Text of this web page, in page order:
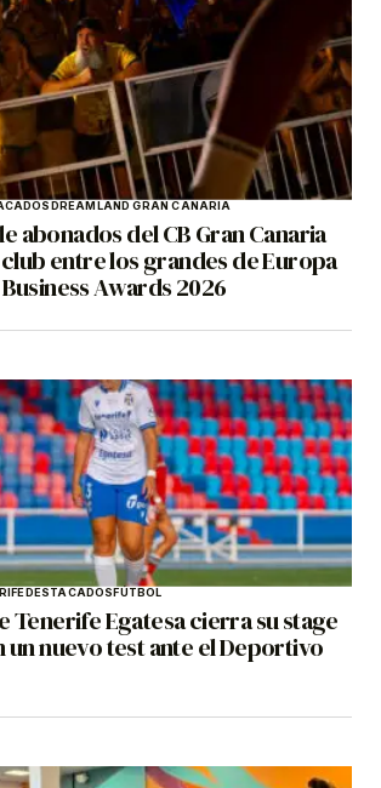
DREAMLAND GRAN CANARIA
abonados del CB Gran Canaria
entre los grandes de Europa
Awards 2026
DESTACADOSFÚTBOL
Tenerife Egatesa cierra su stage
un nuevo test ante el Deportivo